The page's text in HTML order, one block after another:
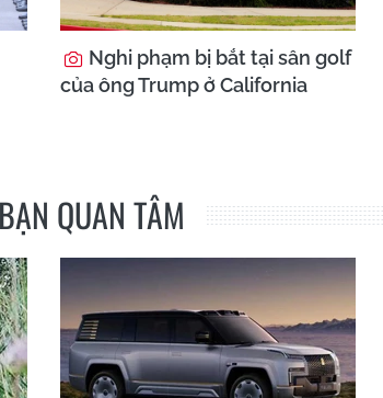
Nghi phạm bị bắt tại sân golf
của ông Trump ở California
QUAN TÂM